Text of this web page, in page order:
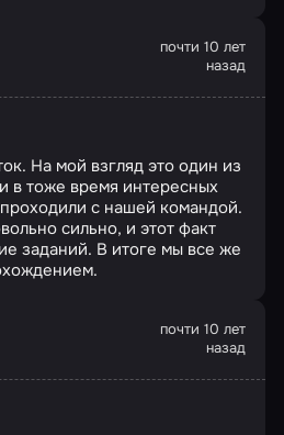
почти 10 лет
назад
На мой взгляд это один из
в тоже время интересных
с нашей командой.
сильно, и этот факт
заданий. В итоге мы все же
почти 10 лет
назад